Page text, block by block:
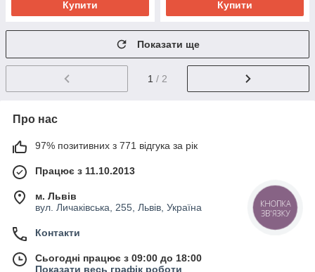
Купити Купити
Показати ще
1 / 2
Про нас
97% позитивних з 771 відгука за рік
Працює з 11.10.2013
м. Львів
вул. Личаківська, 255, Львів, Україна
Контакти
Сьогодні працює з 09:00 до 18:00
Показати весь графік роботи
КНОПКА
ЗВ'ЯЗКУ